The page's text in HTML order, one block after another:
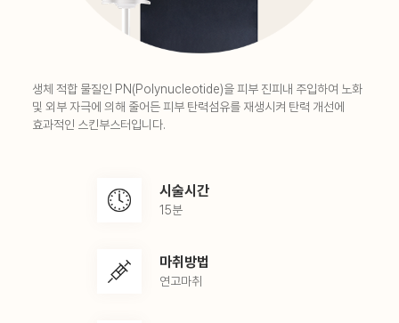
생체 적합 물질인 PN(Polynucleotide)을 피부 진피내 주입하여 노화
및 외부 자극에 의해 줄어든 피부 탄력섬유를 재생시켜 탄력 개선에
효과적인 스킨부스터입니다.
시술시간
15분
마취방법
연고마취